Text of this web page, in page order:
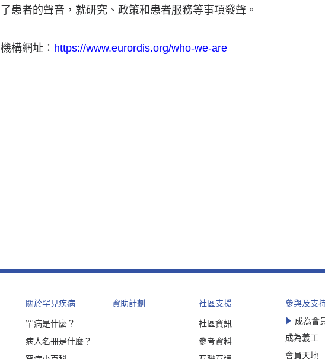
了患者的聲音，就研究、政策和患者服務等事項發聲。
機構網址： https://www.eurordis.org/who-we-are
關於罕見疾病
罕病是什麼？
病人名冊是什麼？
資助計劃 社區支援
社區資訊
參考資料
參與及支
成為會
成為義工
會員天地